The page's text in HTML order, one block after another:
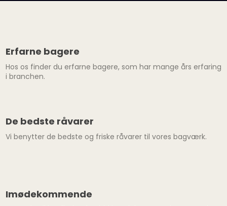
Erfarne bagere​
Hos os finder du erfarne bagere, som har mange års erfaring
i branchen.
De bedste råvarer
Vi benytter de bedste og friske råvarer til vores bagværk.
Imødekommende​